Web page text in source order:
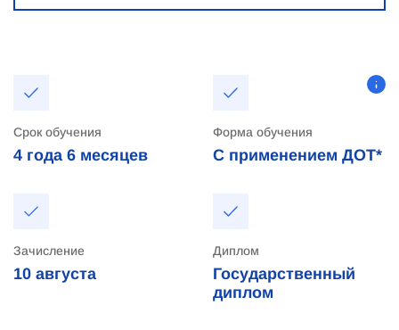
Срок обучения
4 года 6 месяцев
Форма обучения
С применением ДОТ*
Зачисление
10 августа
Диплом
Государственный
диплом